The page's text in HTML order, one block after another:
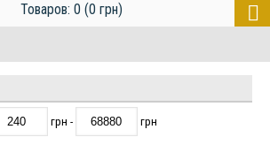
Товаров: 0 (0 грн)
грн - грн